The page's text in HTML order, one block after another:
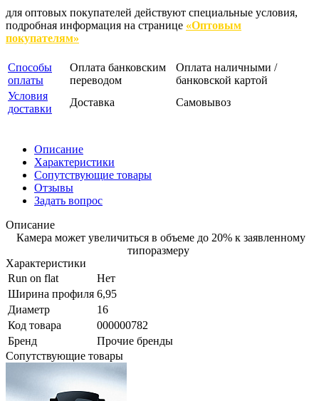
для оптовых покупателей действуют специальные условия,
подробная информация на странице «Оптовым
покупателям»
Способы
оплаты
Оплата банковским
переводом
Оплата наличными /
банковской картой
Условия
доставки
Доставка Самовывоз
Описание
Характеристики
Сопутствующие товары
Отзывы
Задать вопрос
Описание
Камера может увеличиться в объеме до 20% к заявленному
типоразмеру
Характеристики
Run on flat
Нет
Ширина профиля 6,95
Диаметр
16
Код товара
000000782
Бренд
Прочие бренды
Сопутствующие товары